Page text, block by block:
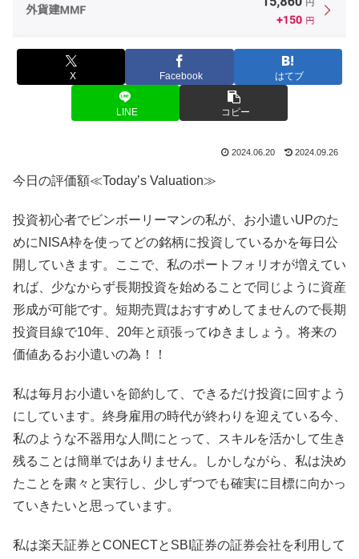
X Facebook はてブ
LINE コピー
2024.06.20 2024.09.26
今日の評価額≪Today’s Valuation≫
投資初心者でビンボーリーマンの私が、お小遣いUPのた
めにNISA枠を使ってどの銘柄に投資しているかを毎日公
開していきます。ここで、私のポートフォリオが増えてい
れば、少なからず長期投資を始めることで同じように資産
形成が可能です。短期売買はおすすめしてませんので長期
投資目線で10年、20年と頑張ってゆきましょう。将来の
価値あるお小遣いの為！！
私は毎月お小遣いを節約して、できるだけ投資に回すよう
にしています。終身雇用の時代が終わりを迎えている今、
私のような不器用な人間にとって、スキルを活かして生き
残ることは簡単ではありません。しかしながら、私は決め
たことを粛々と実行し、少しずつでも確実に目標に向かっ
ていきたいと思っています。
私は楽天証券とCONECTとSBI証券の証券会社を利用して